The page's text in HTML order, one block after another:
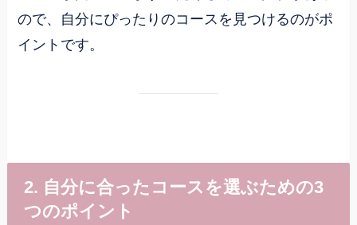
ので、自分にぴったりのコースを見つけるのがポ
イントです。
2. 自分に合ったコースを選ぶための3
つのポイント